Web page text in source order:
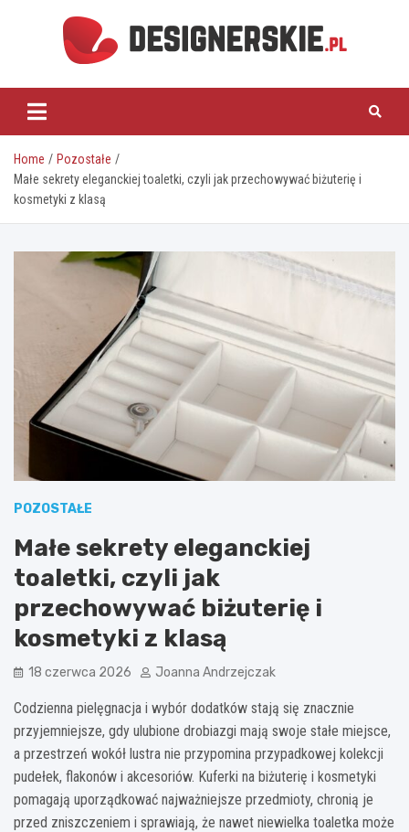
designerskie.pl
Home
Pozostałe
Małe sekrety eleganckiej toaletki, czyli jak przechowywać biżuterię i
kosmetyki z klasą
POZOSTAŁE
Małe sekrety eleganckiej
toaletki, czyli jak
przechowywać biżuterię i
kosmetyki z klasą
18 czerwca 2026 Joanna Andrzejczak
Codzienna pielęgnacja i wybór dodatków stają się znacznie
przyjemniejsze, gdy ulubione drobiazgi mają swoje stałe miejsce,
a przestrzeń wokół lustra nie przypomina przypadkowej kolekcji
pudełek, flakonów i akcesoriów. Kuferki na biżuterię i kosmetyki
pomagają uporządkować najważniejsze przedmioty, chronią je
przed zniszczeniem i sprawiają, że nawet niewielka toaletka może